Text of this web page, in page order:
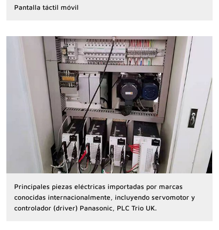
Pantalla táctil móvil
Principales piezas eléctricas importadas por marcas
conocidas internacionalmente, incluyendo servomotor y
controlador (driver) Panasonic, PLC Trio UK.